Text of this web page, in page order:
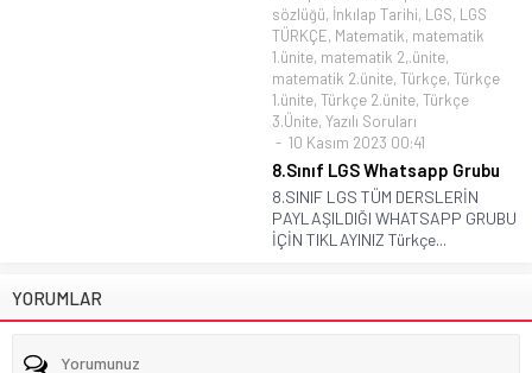
sözlüğü, İnkılap Tarihi, LGS, LGS
TÜRKÇE, Matematik, matematik
1.ünite, matematik 2,.ünite,
matematik 2.ünite, Türkçe, Türkçe
1.ünite, Türkçe 2.ünite, Türkçe
3.Ünite, Yazılı Soruları
10 Kasım 2023 00:41
8.Sınıf LGS Whatsapp Grubu
8.SINIF LGS TÜM DERSLERİN
PAYLAŞILDIĞI WHATSAPP GRUBU
İÇİN TIKLAYINIZ Türkçe...
YORUMLAR